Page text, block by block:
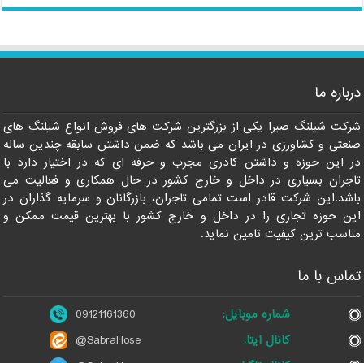
درباره ما
شرکت شیلنگ صبرا یکی از بزرگترین شرکت های فروش انواع شیلنگ های
صنعتی و کشاورزی در ایران می باشد که ضمن داشتن سابقه چندین ساله
در این حوزه و داشتن کادری مجرب و حرفه ای که در اختیار دارد با
تاجران بسیاری در داخل و خارج کشور در حال همکاری و فعالیت می
باشد.این شرکت قادر است تمامی تاجران، بازرگانان و سرمایه گذاران در
این حوزه تجاری را در داخل و خارج کشور با بهترین قیمت ممکن و
مناسب ترین کیفیت تامین نماید.
تماس با ما
شماره موبایل:
09121161360
کانال ایتا:
@SabraHose